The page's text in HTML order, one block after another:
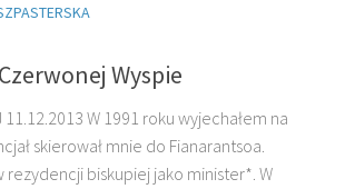
Wyspie
11.12.2013 W 1991 roku wyjechałem na
skierował mnie do Fianarantsoa.
rezydencji biskupiej jako minister*. W